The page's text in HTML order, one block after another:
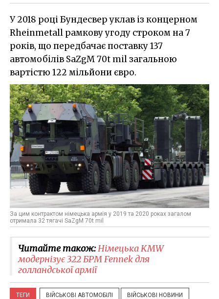
У 2018 році Бундесвер уклав із концерном
Rheinmetall рамкову угоду строком на 7
років, що передбачає поставку 137
автомобілів SaZgM 70t mil загальною
вартістю 122 мільйони євро.
За цим контрактом німецька армія у 2019 та 2020 роках загалом
отримала 32 тягачі SaZgM 70t mil
Читайте також:Німецька KMW
модернізує 322 БРМ Fennek для
голландської армії
ТЕГИ ВІЙСЬКОВІ АВТОМОБІЛІ ВІЙСЬКОВІ НОВИНИ